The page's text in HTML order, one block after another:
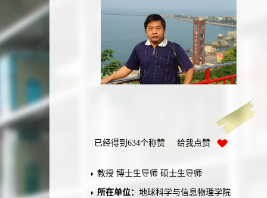
已经得到 634个称赞 给我点赞
教授 博士生导师 硕士生导师
所在单位： 地球科学与信息物理学院